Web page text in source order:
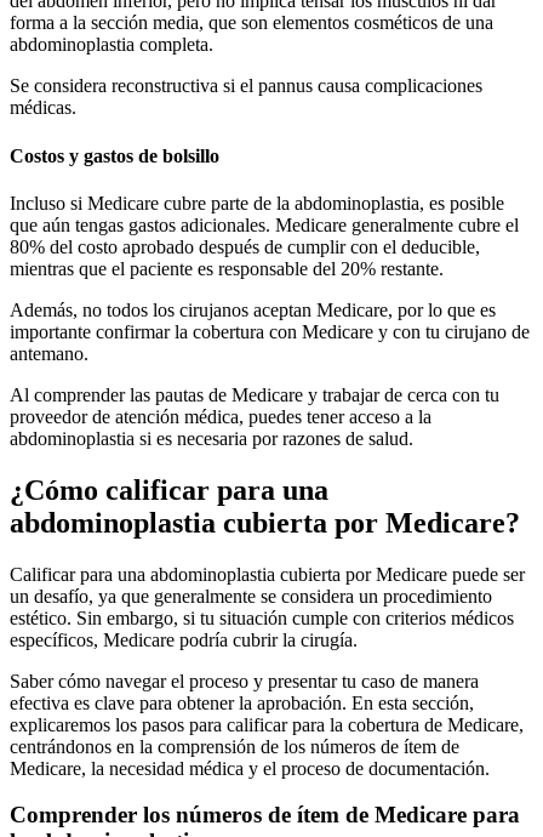
forma a la sección media, que son elementos cosméticos de una
abdominoplastia completa.
Se considera reconstructiva si el pannus causa complicaciones
médicas.
Costos y gastos de bolsillo
Incluso si Medicare cubre parte de la abdominoplastia, es posible
que aún tengas gastos adicionales. Medicare generalmente cubre el
80% del costo aprobado después de cumplir con el deducible,
mientras que el paciente es responsable del 20% restante.
Además, no todos los cirujanos aceptan Medicare, por lo que es
importante confirmar la cobertura con Medicare y con tu cirujano de
antemano.
Al comprender las pautas de Medicare y trabajar de cerca con tu
proveedor de atención médica, puedes tener acceso a la
abdominoplastia si es necesaria por razones de salud.
¿Cómo calificar para una
abdominoplastia cubierta por Medicare?
Calificar para una abdominoplastia cubierta por Medicare puede ser
un desafío, ya que generalmente se considera un procedimiento
estético. Sin embargo, si tu situación cumple con criterios médicos
específicos, Medicare podría cubrir la cirugía.
Saber cómo navegar el proceso y presentar tu caso de manera
efectiva es clave para obtener la aprobación. En esta sección,
explicaremos los pasos para calificar para la cobertura de Medicare,
centrándonos en la comprensión de los números de ítem de
Medicare, la necesidad médica y el proceso de documentación.
Comprender los números de ítem de Medicare para